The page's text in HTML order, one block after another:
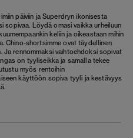
päiviin ja Superdryn ikonisesta
Löydä omasi vaikka urheiluun
keliin ja oikeastaan mihin
Chino-shortsimme ovat täydellinen
Ja rennommaksi vaihtoehdoksi sopivat
on tyyliseikka ja samalla tekee
myös rentoihin
käyttöön sopiva tyyli ja kestävyys